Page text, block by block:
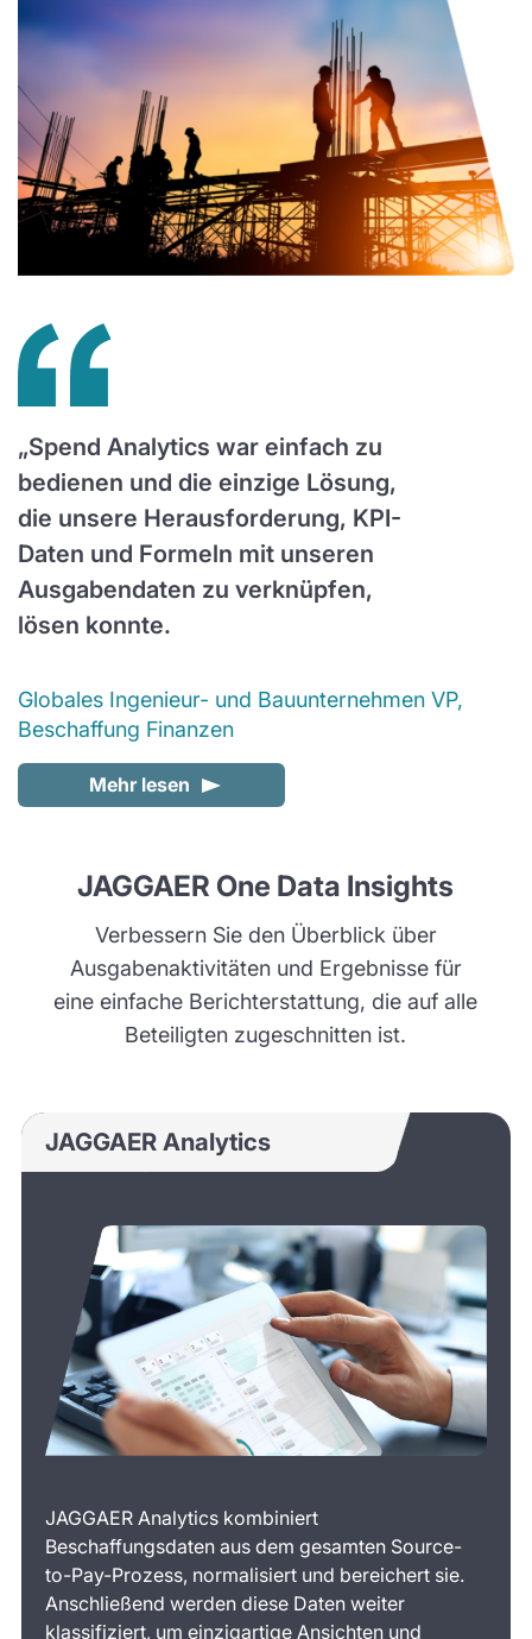
„Spend Analytics war einfach zu
bedienen und die einzige Lösung,
die unsere Herausforderung, KPI-
Daten und Formeln mit unseren
Ausgabendaten zu verknüpfen,
lösen konnte.
Globales Ingenieur- und Bauunternehmen VP,
Beschaffung Finanzen
Mehr lesen
JAGGAER One Data Insights
Verbessern Sie den Überblick über
Ausgabenaktivitäten und Ergebnisse für
eine einfache Berichterstattung, die auf alle
Beteiligten zugeschnitten ist.
JAGGAER Analytics
JAGGAER Analytics kombiniert
Beschaffungsdaten aus dem gesamten Source-
to-Pay-Prozess, normalisiert und bereichert sie.
Anschließend werden diese Daten weiter
klassifiziert, um einzigartige Ansichten und